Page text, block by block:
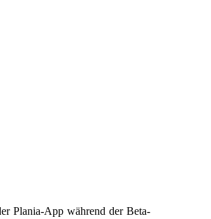
Plania-App während der Beta-